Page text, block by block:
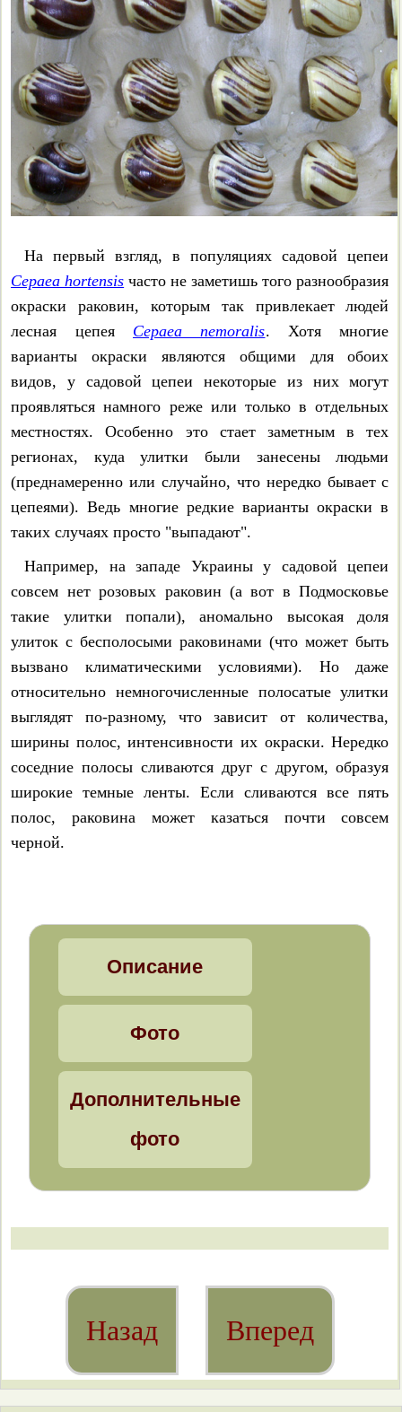
Plicuteria lubomirskii
Isognomostoma isognomostomum
Perforatella bidentata
Perforatella dibothrion
Monachoides vicina
Stenomphalia ravergiensis
Faustina faustina
Степные улитки с белой или
полосатой раковиной
Семейство блестящих
улиток – Zonitidae
Zonitoides nitidus
Discus rotundatus
Discus perspectivus
Discus ruderatus
Chondrula tridens
Chondrula microtragus
Chondrula bielzi
Peristoma merduenianum
Thoanteus gibber
Brephulopsis cylindrica
Brephulopsis bidens
Cochlodina laminata
Pomatias elegans
На что обращать внимание,
На первый взгляд, в популяциях садовой цепеи
Cepaea hortensis часто не заметишь того разнообразия
окраски раковин, которым так привлекает людей
лесная цепея Cepaea nemoralis. Хотя многие
варианты окраски являются общими для обоих
видов, у садовой цепеи некоторые из них могут
проявляться намного реже или только в отдельных
местностях. Особенно это стает заметным в тех
регионах, куда улитки были занесены людьми
(преднамеренно или случайно, что нередко бывает с
цепеями). Ведь многие редкие варианты окраски в
таких случаях просто "выпадают".
Например, на западе Украины у садовой цепеи
совсем нет розовых раковин (а вот в Подмосковье
такие улитки попали), аномально высокая доля
улиток с бесполосыми раковинами (что может быть
вызвано климатическими условиями). Но даже
относительно немногочисленные полосатые улитки
выглядят по-разному, что зависит от количества,
ширины полос, интенсивности их окраски. Нередко
соседние полосы сливаются друг с другом, образуя
широкие темные ленты. Если сливаются все пять
полос, раковина может казаться почти совсем
черной.
Описание
Фото
Дополнительные
фото
Назад Вперед